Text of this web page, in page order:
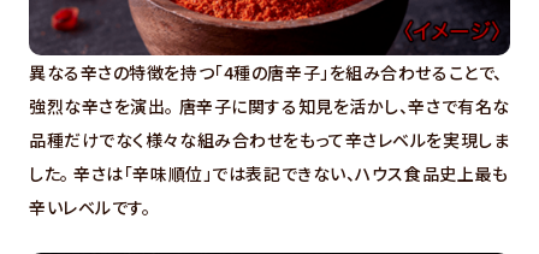
異なる辛さの特徴を持つ「4種の唐辛子」を組み合わせることで、
強烈な辛さを演出。 唐辛子に関する知見を活かし、辛さで有名な
品種だけでなく様々な組み合わせをもって辛さレベルを実現しま
した。 辛さは「辛味順位」では表記できない、ハウス食品史上最も
辛いレベルです。